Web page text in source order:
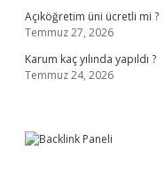
Açıköğretim üni ücretli mi ?
Temmuz 27, 2026
Karum kaç yılında yapıldı ?
Temmuz 24, 2026